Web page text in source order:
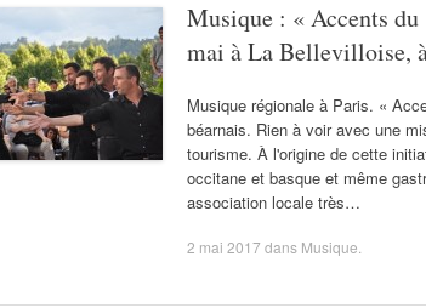
Musique : « Accents
mai à La Bellevilloise,
Musique régionale à Paris. «
béarnais. Rien à voir avec une
tourisme. À l'origine de cette
occitane et basque et même
association locale très…
2 mai 2017 dans Musique